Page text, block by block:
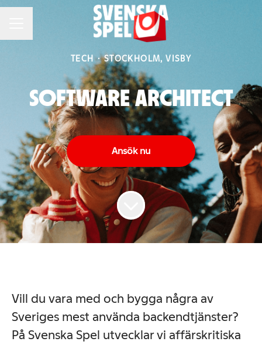
TECH · STOCKHOLM, VISBY
SOFTWARE ARCHITECT
Ansök nu
Vill du vara med och bygga några av
Sveriges mest använda backendtjänster?
På Svenska Spel utvecklar vi affärskritiska